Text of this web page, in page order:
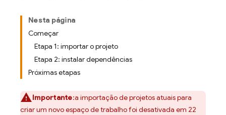
Nesta página
Começar
Etapa 1: importar o projeto
Etapa 2: instalar dependências
Próximas etapas
Importante:a importação de projetos atuais para
criar um novo espaço de trabalho foi desativada em 22